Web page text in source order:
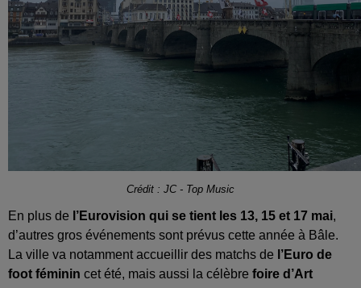
Crédit : JC - Top Music
En plus de l’Eurovision qui se tient les 13, 15 et 17 mai,
d’autres gros événements sont prévus cette année à Bâle.
La ville va notamment accueillir des matchs de l’Euro de
foot féminin cet été, mais aussi la célèbre foire d’Art